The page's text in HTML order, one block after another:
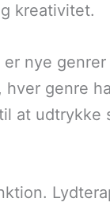
kreativitet.
nye
genre
at